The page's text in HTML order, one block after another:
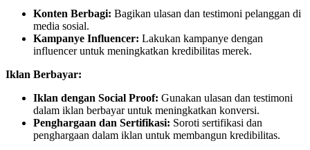
Konten Berbagi: Bagikan ulasan dan testimoni pelanggan di
media sosial.
Kampanye Influencer: Lakukan kampanye dengan
influencer untuk meningkatkan kredibilitas merek.
Iklan Berbayar:
Iklan dengan Social Proof: Gunakan ulasan dan testimoni
dalam iklan berbayar untuk meningkatkan konversi.
Penghargaan dan Sertifikasi: Soroti sertifikasi dan
penghargaan dalam iklan untuk membangun kredibilitas.